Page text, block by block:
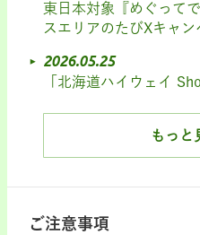
東日本対象『めぐって
スエリアのたびXキャ
2026.05.25
「北海道ハイウェイ
もっと
ご注意事項